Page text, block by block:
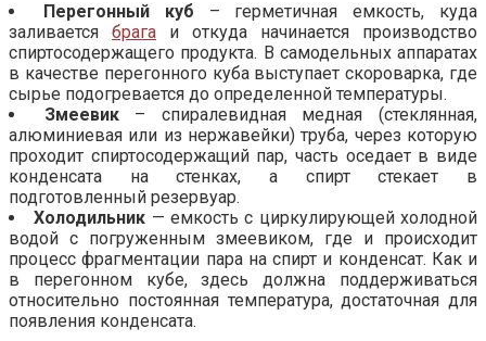
Перегонный куб – герметичная емкость, куда
заливается брага и откуда начинается производство
спиртосодержащего продукта. В самодельных аппаратах
в качестве перегонного куба выступает скороварка, где
сырье подогревается до определенной температуры.
Змеевик – спиралевидная медная (стеклянная,
алюминиевая или из нержавейки) труба, через которую
проходит спиртосодержащий пар, часть оседает в виде
конденсата на стенках, а спирт стекает в
подготовленный резервуар.
Холодильник — емкость с циркулирующей холодной
водой с погруженным змеевиком, где и происходит
процесс фрагментации пара на спирт и конденсат. Как и
в перегонном кубе, здесь должна поддерживаться
относительно постоянная температура, достаточная для
появления конденсата.